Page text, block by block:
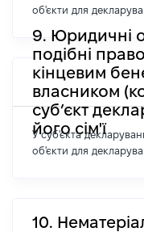
об'єкти для
9. Юридичні
подібні
кінцевим
власником
суб’єкт
його сім'ї
У суб'єкта
об'єкти для
10.